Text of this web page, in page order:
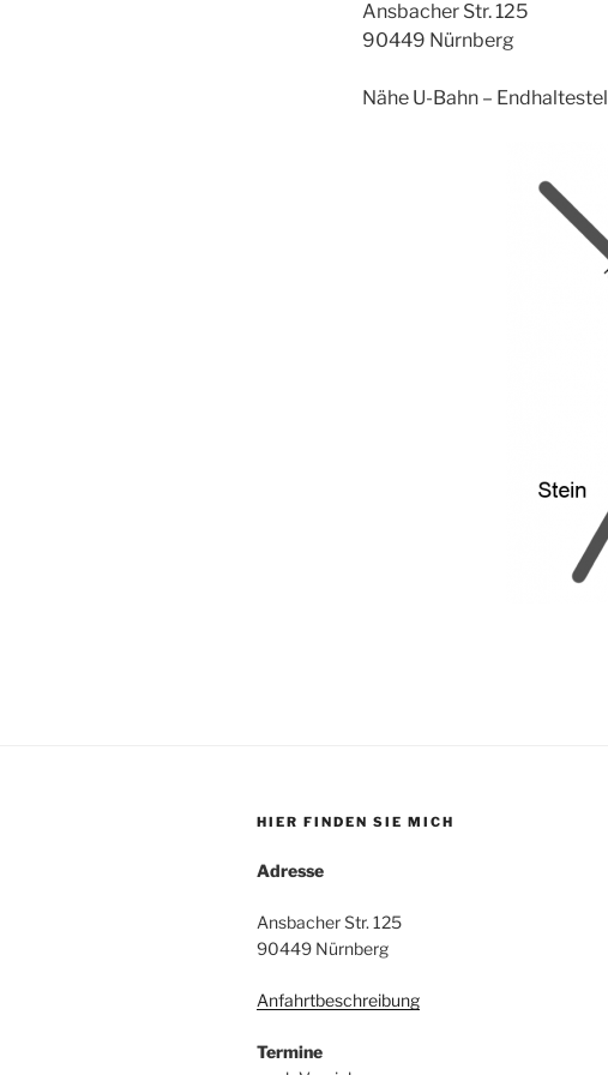
Ansbacher Str. 125
90449 Nürnberg
Nähe U-Bahn –
HIER FINDEN SIE MICH
Adresse
Ansbacher Str. 125
90449 Nürnberg
Anfahrtbeschreibung
Termine